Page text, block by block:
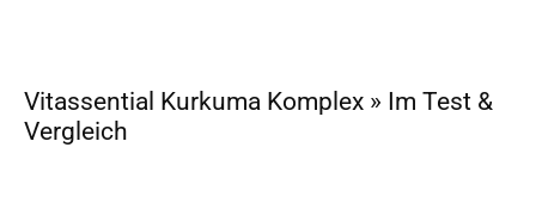
Vitassential Kurkuma Komplex » Im Test &
Vergleich